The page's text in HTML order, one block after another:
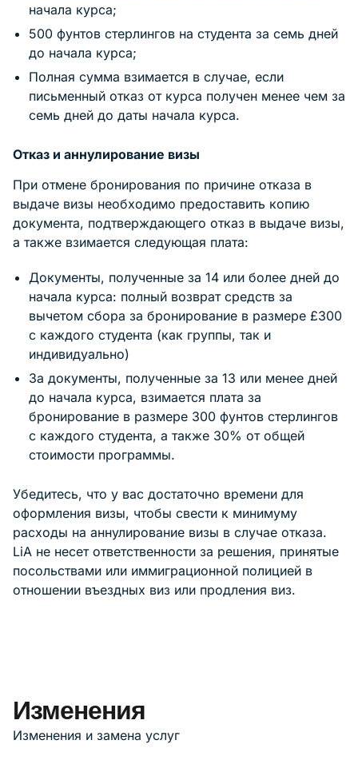
начала курса;
500 фунтов стерлингов на студента за семь дней
до начала курса;
Полная сумма взимается в случае, если
письменный отказ от курса получен менее чем за
семь дней до даты начала курса.
Отказ и аннулирование визы
При отмене бронирования по причине отказа в
выдаче визы необходимо предоставить копию
документа, подтверждающего отказ в выдаче визы,
а также взимается следующая плата:
Документы, полученные за 14 или более дней до
начала курса: полный возврат средств за
вычетом сбора за бронирование в размере £300
с каждого студента (как группы, так и
индивидуально)
За документы, полученные за 13 или менее дней
до начала курса, взимается плата за
бронирование в размере 300 фунтов стерлингов
с каждого студента, а также 30% от общей
стоимости программы.
Убедитесь, что у вас достаточно времени для
оформления визы, чтобы свести к минимуму
расходы на аннулирование визы в случае отказа.
LiA не несет ответственности за решения, принятые
посольствами или иммиграционной полицией в
отношении въездных виз или продления виз.
Изменения
Изменения и замена услуг